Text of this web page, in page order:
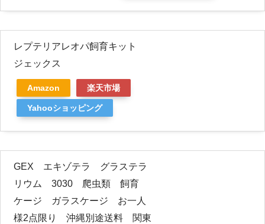
レプテリアレオパ飼育キット
ジェックス
Amazon 楽天市場
Yahooショッピング
GEX エキゾテラ グラステラ
リウム 3030 爬虫類 飼育
ケージ ガラスケージ お一人
様2点限り 沖縄別途送料 関東